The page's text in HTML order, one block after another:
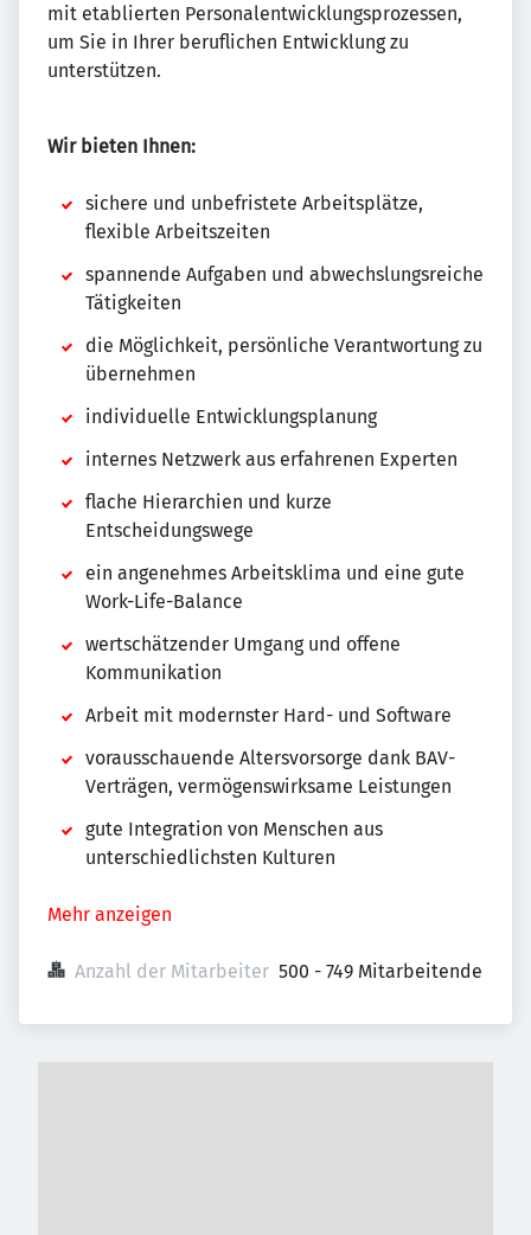
mit etablierten Personalentwicklungsprozessen,
um Sie in Ihrer beruflichen Entwicklung zu
unterstützen.
Wir bieten Ihnen:
sichere und unbefristete Arbeitsplätze,
flexible Arbeitszeiten
spannende Aufgaben und abwechslungsreiche
Tätigkeiten
die Möglichkeit, persönliche Verantwortung zu
übernehmen
individuelle Entwicklungsplanung
internes Netzwerk aus erfahrenen Experten
flache Hierarchien und kurze
Entscheidungswege
ein angenehmes Arbeitsklima und eine gute
Work-Life-Balance
wertschätzender Umgang und offene
Kommunikation
Arbeit mit modernster Hard- und Software
vorausschauende Altersvorsorge dank BAV-
Verträgen, vermögenswirksame Leistungen
gute Integration von Menschen aus
unterschiedlichsten Kulturen
Mehr anzeigen
Anzahl der Mitarbeiter 500 - 749 Mitarbeitende